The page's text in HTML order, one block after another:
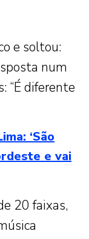
e soltou:
num
“É diferente
‘São
e vai
20 faixas,